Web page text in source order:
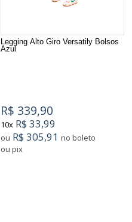
Legging Alto Giro Versatily Bolsos
Azul
R$ 339,90
10x R$ 33,99
ou R$ 305,91 no boleto
ou pix